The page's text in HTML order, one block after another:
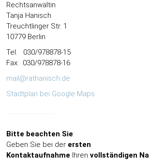
Rechtsanwältin
Tanja Hanisch
Treuchtlinger Str. 1
10779 Berlin
Tel. 030/978878-15
Fax: 030/978878-16
mail@rathanisch.de
Stadtplan bei Google Maps
Bitte beachten Sie:
Geben Sie bei der ersten
Kontaktaufnahme Ihrenvollständigen